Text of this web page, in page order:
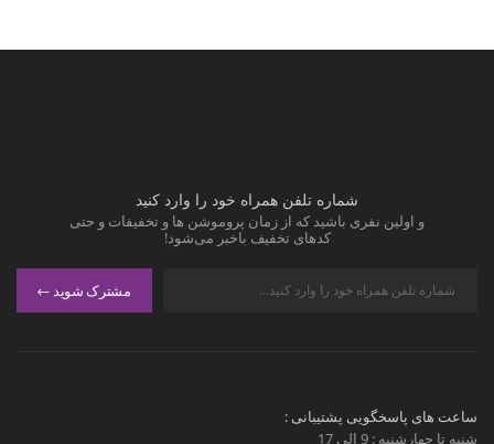
شماره تلفن همراه خود را وارد کنید
و اولین نفری باشید که از زمان پروموشن ها و تخفیفات و حتی
کدهای تخفیف باخبر می‌شود!
مشترک شوید
ساعت های پاسخگویی پشتیبانی :
شنبه تا چهارشنبه : 9 الی 17